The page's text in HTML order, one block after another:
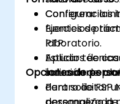
Configurar las
fuentes de
PTP.
Aplicar
indicadores
dentro de FSP
Conferencia
Ejercicios
laboratorio.
Estudios de
solución de
Opciones de
Para solicitar